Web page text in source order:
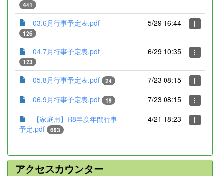
441
03.6月行事予定表.pdf
126
5/29 16:44
04.7月行事予定表.pdf
123
6/29 10:35
05.8月行事予定表.pdf 24
7/23 08:15
06.9月行事予定表.pdf
19
7/23 08:15
【家庭用】R8年度年間行事
予定.pdf
693
4/21 18:23
アクセスカウンター